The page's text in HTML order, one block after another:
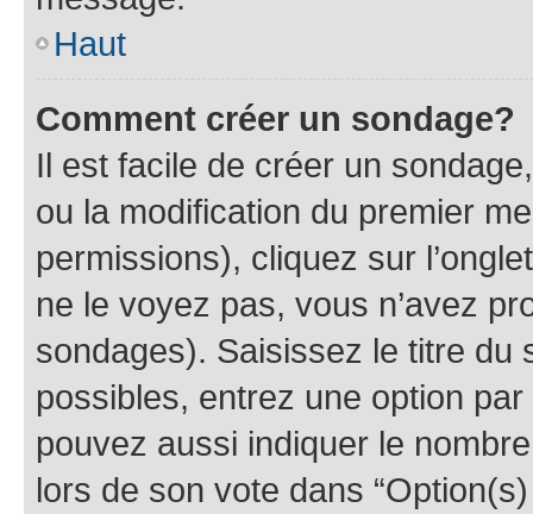
Haut
Comment créer un sondage?
Il est facile de créer un
ou la modification du premier
permissions), cliquez sur
ne le voyez pas, vous n’avez
sondages). Saisissez le titre du
possibles, entrez une option
pouvez aussi indiquer le
lors de son vote dans